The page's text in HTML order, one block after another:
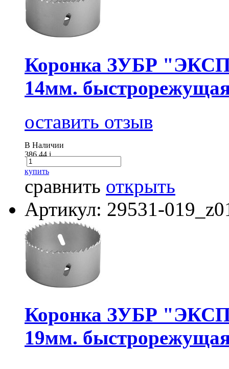
Коронка ЗУБР
14мм.
оставить отзыв
В Наличии
386.44i
купить
сравнить открыть
Артикул: 29531-
Коронка ЗУБР
19мм.